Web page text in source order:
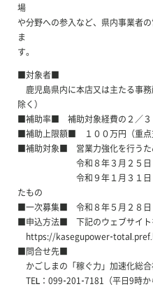
場
や分野への参入など、県内事業者
ま
す。
■対象者■
鹿児島県内に本店又は主たる事
除く）
■補助率■ 補助対象経費の２／３
■補助上限額■ １００万円（重点
■補助対象■ 営業力強化を行うた
令和８年３月２５日（水）
令和９年１月３１日（日
たもの
■一次募集■ 令和８年５月２８日
■申込方法■ 下記のウェブサイト
https://kasegupower-
■問合せ先■
かごしまの「稼ぐ力」加速化総
TEL：099-201-7181（平日9時か